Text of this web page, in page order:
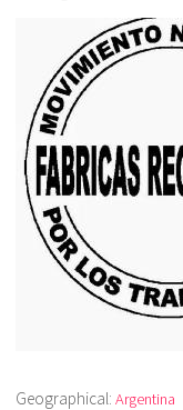
Geographical: Argentina